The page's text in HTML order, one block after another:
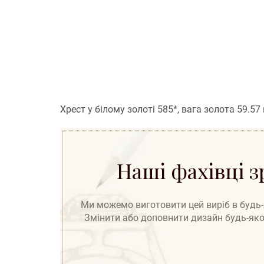
Хрест у білому золоті 585*, вага золота
Наші фахівці
Ми можемо виготовити цей виріб в будь-
Змінити або доповнити дизайн будь-